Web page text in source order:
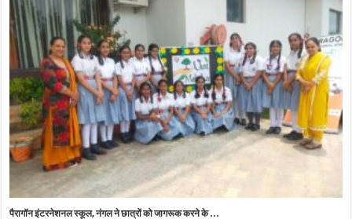
पैरागॉन इंटरनेशनल स्कूल, नंगल ने छात्रों को जागरूक करने के …